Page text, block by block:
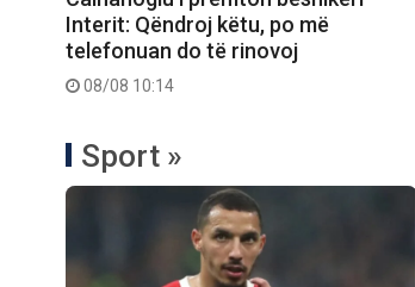
Interit: Qëndroj këtu, po më
telefonuan do të rinovoj
08/08 10:14
Sport »